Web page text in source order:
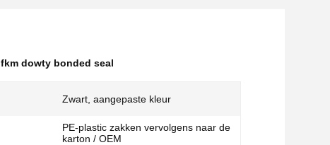
fkm dowty bonded seal
Zwart, aangepaste kleur
PE-plastic zakken vervolgens naar de
karton / OEM